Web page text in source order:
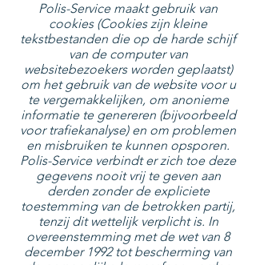
Polis-Service maakt gebruik van
cookies (Cookies zijn kleine
tekstbestanden die op de harde schijf
van de computer van
websitebezoekers worden geplaatst)
om het gebruik van de website voor u
te vergemakkelijken, om anonieme
informatie te genereren (bijvoorbeeld
voor trafiekanalyse) en om problemen
en misbruiken te kunnen opsporen.
Polis-Service verbindt er zich toe deze
gegevens nooit vrij te geven aan
derden zonder de expliciete
toestemming van de betrokken partij,
tenzij dit wettelijk verplicht is. In
overeenstemming met de wet van 8
december 1992 tot bescherming van